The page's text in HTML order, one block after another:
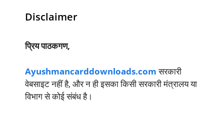
Disclaimer
प्रिय पाठकगण,
Ayushmancarddownloads.comसरकारी
वेबसाइट नहीं है, और न ही इसका किसी सरकारी मंत्रालय या
विभाग से कोई संबंध है।